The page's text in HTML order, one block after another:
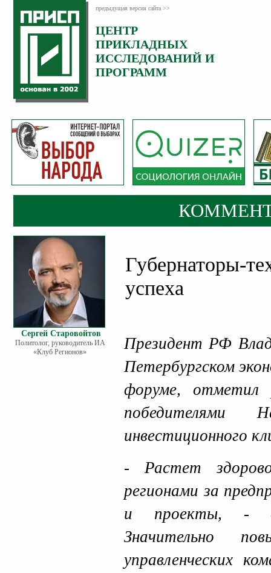
предыдущая версия сайта >>
ЦЕНТР
ПРИКЛАДНЫХ
ИССЛЕДОВАНИЙ И
ПРОГРАММ
Сергей Старовойтов
Политолог, руководитель ИА
«Клуб Регионов»
Губернаторы-
успеха
Президент РФ
Петербургском
форуме, отметил
победителями
инвестиционного
- Растет
регионами за
и проекты, -
Значительно
управленческих
Категория:
Комментарии